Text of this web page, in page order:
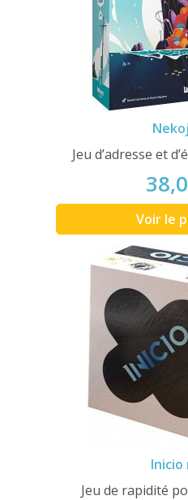
Jeu d’adresse et
Voir le
Inicio
Jeu de rapidité